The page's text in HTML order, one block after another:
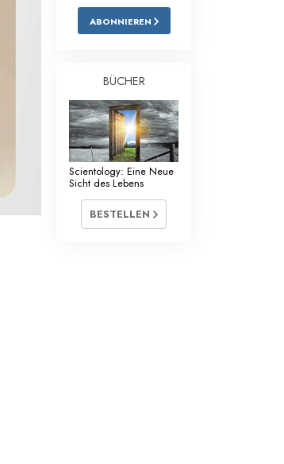
Antworten auf das Drogenproblem
Ethik und die Zustände
Die Ursache von Unterdrückung
Ermittlungen
Grundlagen des Organisierens
ABONNIEREN
BÜCHER
Scientology: Eine Neue
Sicht des Lebens
BESTELLEN